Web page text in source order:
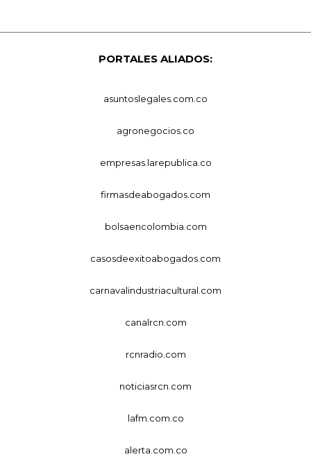
PORTALES ALIADOS:
asuntoslegales.com.co
agronegocios.co
empresas.larepublica.co
firmasdeabogados.com
bolsaencolombia.com
casosdeexitoabogados.com
carnavalindustriacultural.com
canalrcn.com
rcnradio.com
noticiasrcn.com
lafm.com.co
alerta.com.co